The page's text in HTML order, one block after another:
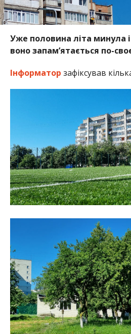
Уже половина літа минула
воно запам’ятається по-
Інформатор зафіксував